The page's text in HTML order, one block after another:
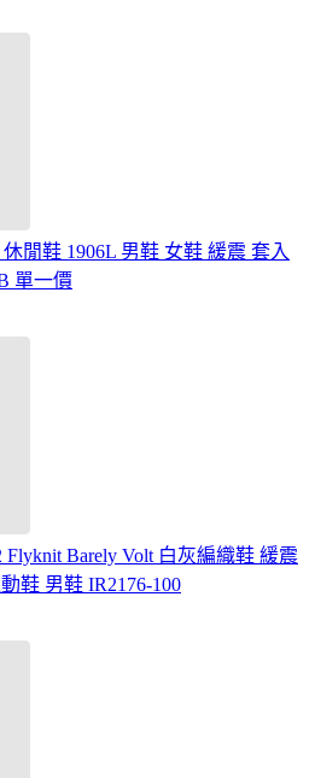
休閒鞋 1906L 男鞋 女鞋 緩震 套入
單一價
Barely Volt 白灰編織鞋 緩震
鞋 男鞋 IR2176-100